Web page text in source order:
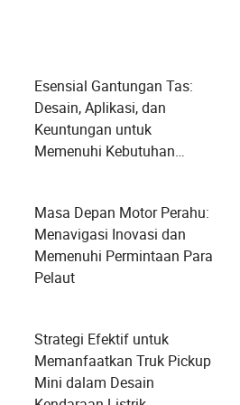
Esensial Gantungan Tas:
Desain, Aplikasi, dan
Keuntungan untuk
Memenuhi Kebutuhan
Masa Depan Motor Perahu:
Menavigasi Inovasi dan
Memenuhi Permintaan Para
Pelaut
Strategi Efektif untuk
Memanfaatkan Truk Pickup
Mini dalam Desain